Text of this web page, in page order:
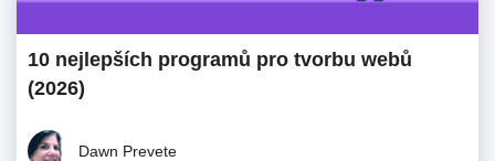
10 nejlepších programů pro tvorbu webů
(2026)
Dawn Prevete